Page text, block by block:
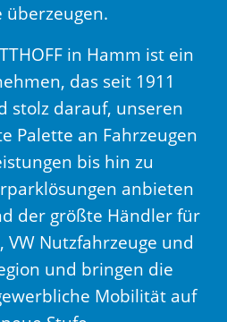
überzeugen.
in Hamm ist ein
das seit 1911
stolz darauf, unseren
Palette an Fahrzeugen
bis hin zu
anbieten
der größte Händler für
VW Nutzfahrzeuge und
und bringen die
Mobilität auf